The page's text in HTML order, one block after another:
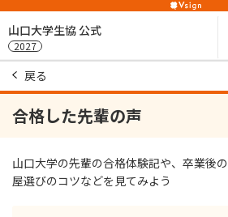
山口大学生協 公式
2027
戻る
合格した先輩の声
山口大学の先輩の合格体験記や、卒業後
屋選びのコツなどを見てみよう